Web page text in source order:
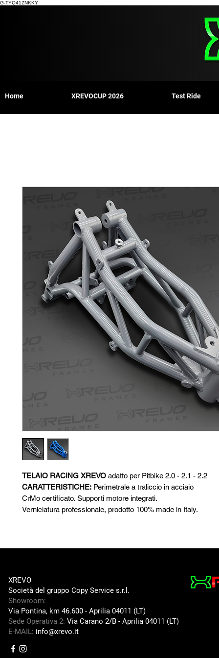
G-TYQ41ZNKKY
Home XREVOCUP 2026 Test Ride
TELAIO RACING XREVO adatto per Pitbike 2.0 - 2.1 - 2.2
CARATTERISTICHE: Perimetrale a traliccio in acciaio
CrMo certificato. Supporti motore integrati.
Verniciatura professionale, prodotto 100% made in Italy.
XREVO
Società del gruppo Copy Service s.r.l.
Showroom:
Via Pontina, km 46.600 - Aprilia 04011 (LT)
Sede Operativa 2: Via Carano 2/B - Aprilia 04011 (LT)
E-MAIL: info@xrevo.it